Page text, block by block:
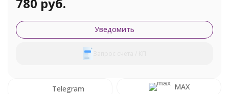
Уведомить
Telegram MAX